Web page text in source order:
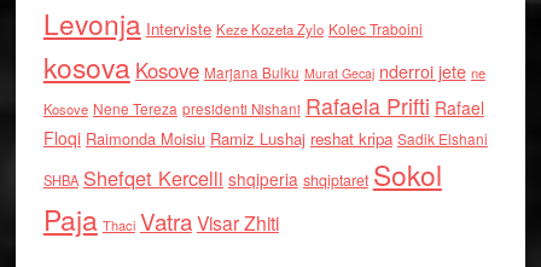
Levonja Interviste Keze Kozeta Zylo Kolec Traboini
kosova Kosove Marjana Bulku Murat Gecaj nderroi jete ne
Kosove Nene Tereza presidenti Nishani Rafaela Prifti Rafael
Floqi Raimonda Moisiu Ramiz Lushaj reshat kripa Sadik Elshani
SHBA Shefqet Kercelli shqiperia shqiptaret Sokol
Paja Thaci VatraVisar Zhiti